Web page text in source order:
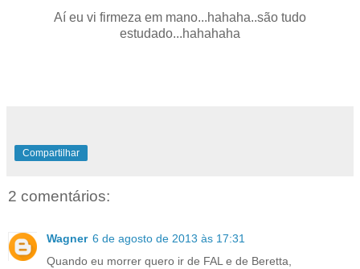
Aí eu vi firmeza em mano...hahaha..são tudo
estudado...hahahaha
Compartilhar
2 comentários:
Wagner 6 de agosto de 2013 às 17:31
Quando eu morrer quero ir de FAL e de Beretta,